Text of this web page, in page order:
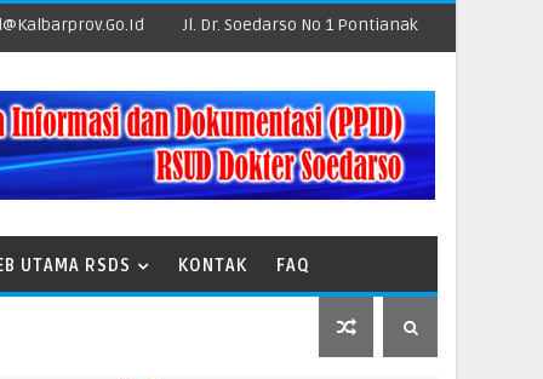
Jl. Dr. Soedarso No 1 Pontianak
UTAMA RSDS KONTAK FAQ